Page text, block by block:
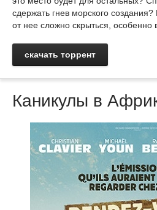
сдержать гнев морского
от нее сложно скрыться, особенно
скачать торрент
Каникулы в